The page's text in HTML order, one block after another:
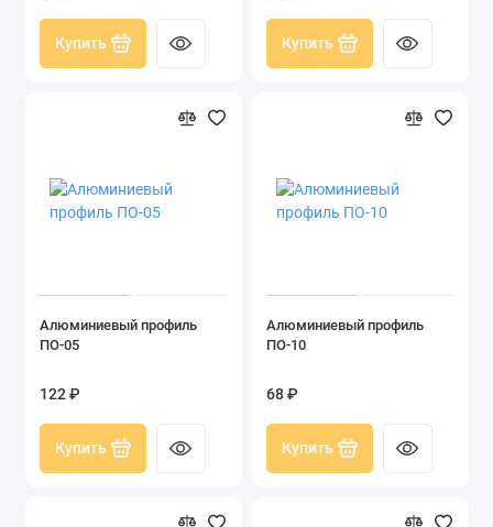
Купить Купить
Алюминиевый профиль
ПО-05
122 ₽
Купить
Алюминиевый профиль
ПО-10
68 ₽
Купить